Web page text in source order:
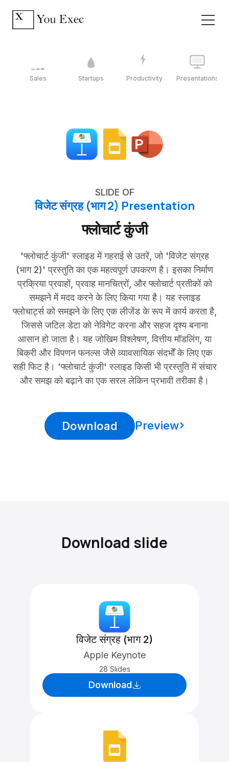
Sales Startups Productivity Presentations
SLIDE OF
विजेट संग्रह (भाग 2) Presentation
फ्लोचार्ट कुंजी
'फ्लोचार्ट कुंजी' स्लाइड में गहराई से उतरें, जो 'विजेट संग्रह
(भाग 2)' प्रस्तुति का एक महत्वपूर्ण उपकरण है। इसका निर्माण
प्रक्रिया प्रवाहों, प्रवाह मानचित्रों, और फ्लोचार्ट प्रतीकों को
समझने में मदद करने के लिए किया गया है। यह स्लाइड
फ्लोचार्ट्स को समझने के लिए एक लीजेंड के रूप में कार्य करता है,
जिससे जटिल डेटा को नेविगेट करना और सहज दृश्य बनाना
आसान हो जाता है। यह जोखिम विश्लेषण, वित्तीय मॉडलिंग, या
बिक्री और विपणन फनल्स जैसे व्यावसायिक संदर्भों के लिए एक
सही फिट है। 'फ्लोचार्ट कुंजी' स्लाइड किसी भी प्रस्तुति में संचार
और समझ को बढ़ाने का एक सरल लेकिन प्रभावी तरीका है।
Download Preview
Download slide
विजेट संग्रह (भाग 2)
Apple Keynote
28 Slides
Download